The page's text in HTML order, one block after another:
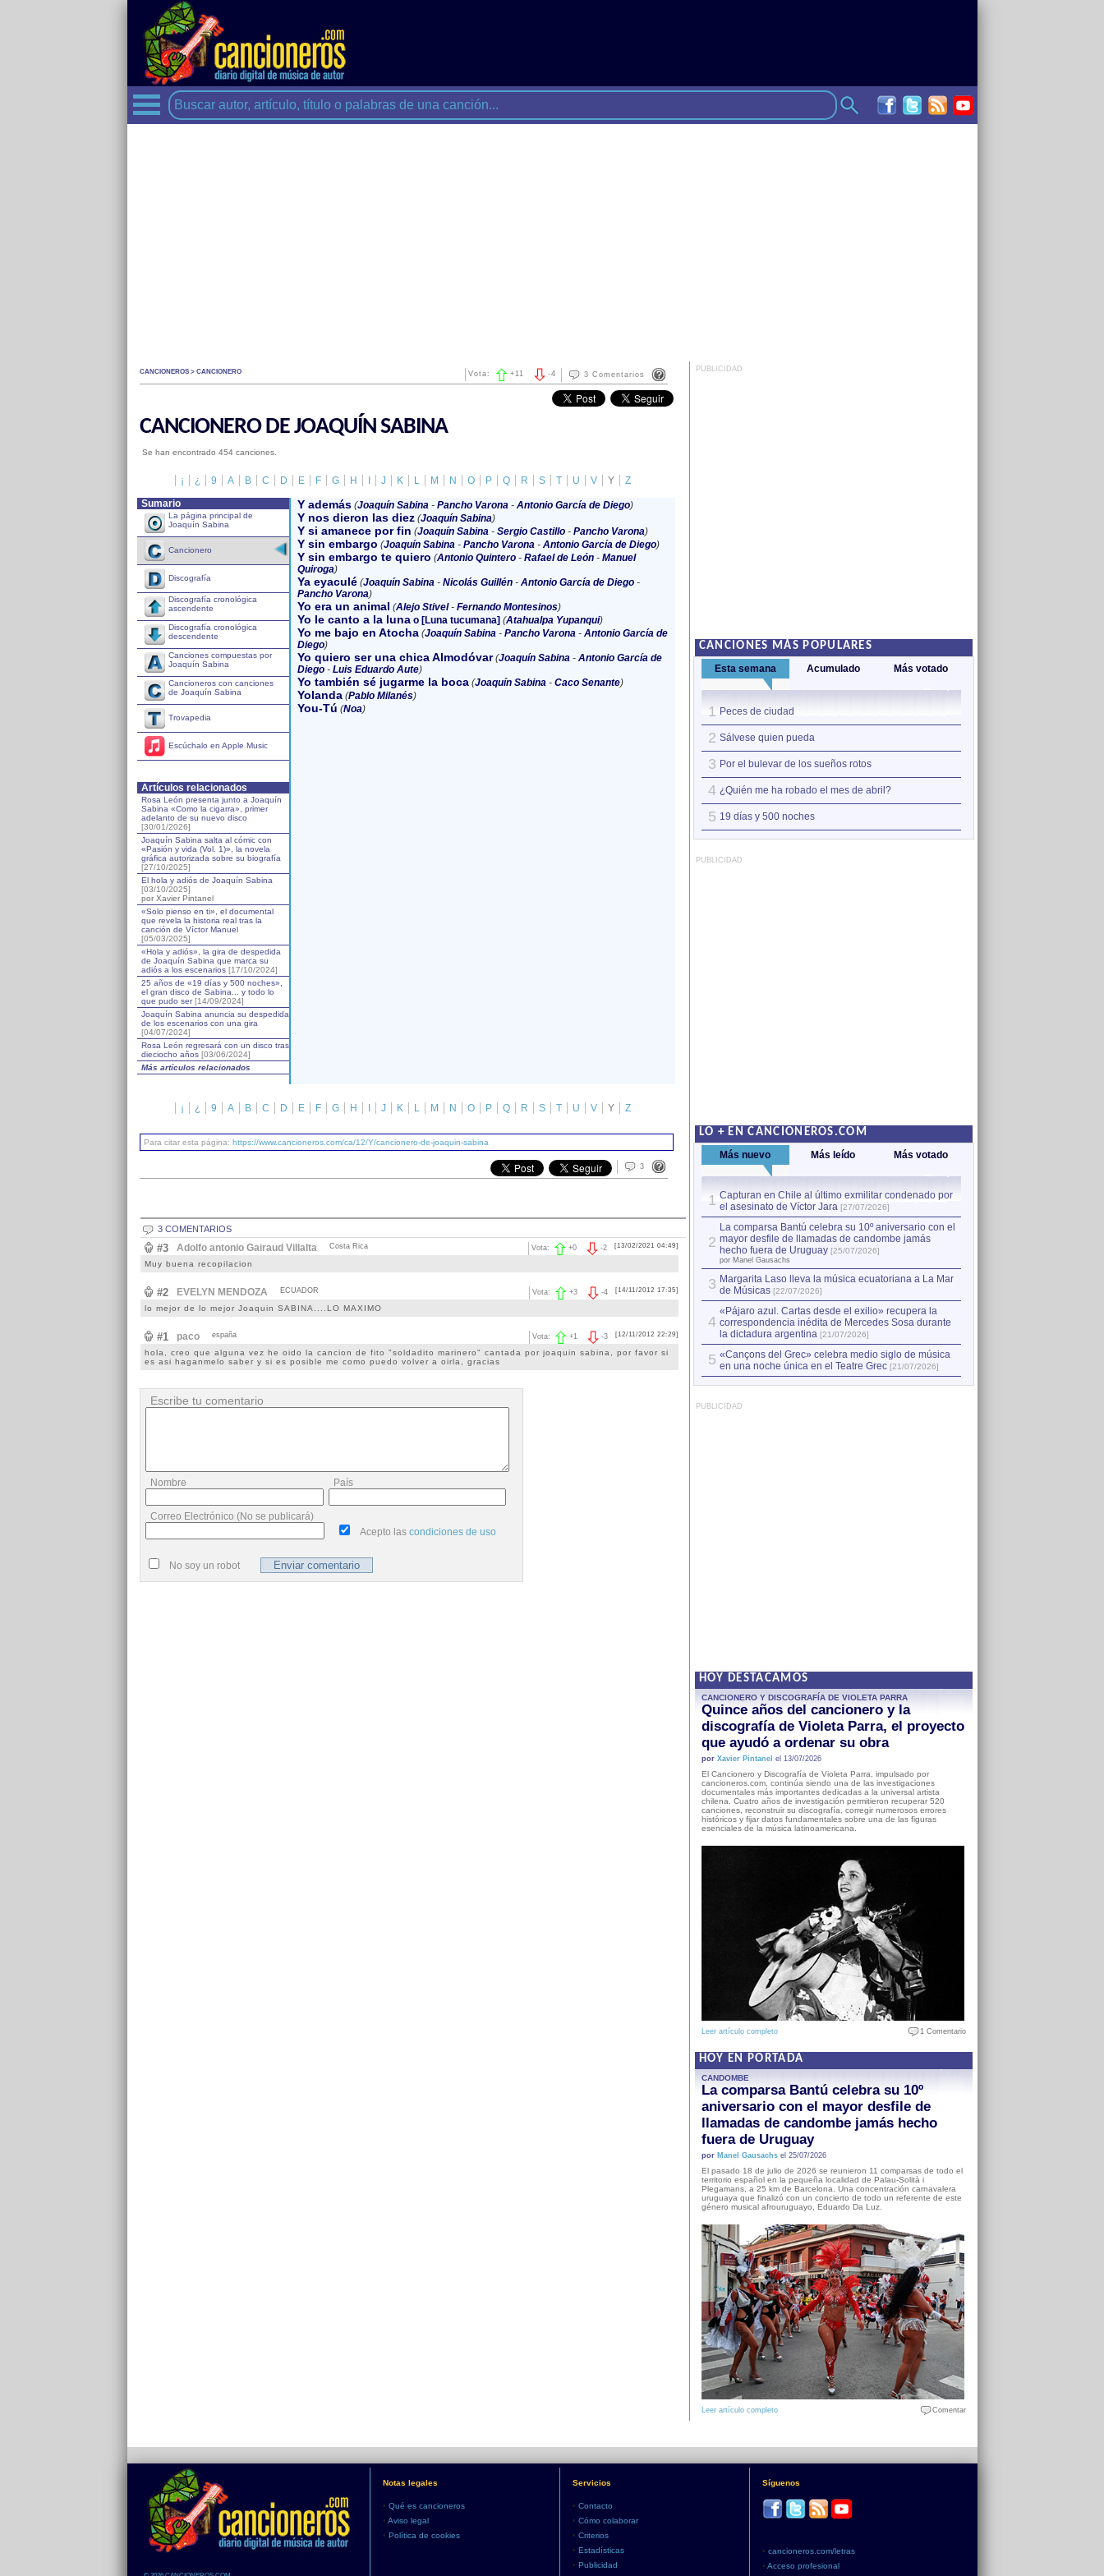
CANCIONEROS > CANCIONERO 3 Comentarios
-4
Vota: +11
CANCIONERO DE JOAQUÍN SABINA
Se han encontrado 454 canciones.
¡ ¿ 9 A B C D E F G H J K L M N O P Q R S T U V Y
Z
Sumario
La página principal de
Joaquín Sabina
Cancionero
Discografía
Discografía cronológica
ascendente
Discografía cronológica
descendente
Canciones compuestas por
Joaquín Sabina
Cancioneros con canciones
de Joaquín Sabina
Trovapedia
Escúchalo en Apple Music
Artículos relacionados
Rosa León presenta junto a Joaquín
Sabina «Como la cigarra», primer
adelanto de su nuevo disco
[30/01/2026]
Joaquín Sabina salta al cómic con
«Pasión y vida (Vol. 1)», la novela
gráfica autorizada sobre su biografía
[27/10/2025]
El hola y adiós de Joaquín Sabina
[03/10/2025]
por Xavier Pintanel
«Solo pienso en ti», el documental
que revela la historia real tras la
canción de Víctor Manuel
[05/03/2025]
«Hola y adiós», la gira de despedida
de Joaquín Sabina que marca su
adiós a los escenarios [17/10/2024]
25 años de «19 días y 500 noches»,
el gran disco de Sabina... y todo lo
que pudo ser[14/09/2024]
Joaquín Sabina anuncia su despedida
de los escenarios con una gira
[04/07/2024]
Rosa León regresará con un disco tras
dieciocho años [03/06/2024]
Más artículos relacionados
Y además (Joaquín Sabina- Pancho Varona- Antonio García de Diego)
Y nos dieron las diez (Joaquín Sabina)
Y si amanece por fin (Joaquín Sabina- Sergio Castillo- Pancho Varona)
Y sin embargo (Joaquín Sabina- Pancho Varona- Antonio García de Diego)
Y sin embargo te quiero (Antonio Quintero- Rafael de León- Manuel
Quiroga)
Ya eyaculé (Joaquín Sabina- Nicolás Guillén- Antonio García de Diego-
Pancho Varona)
Yo era un animal (Alejo Stivel- Fernando Montesinos)
Yo le canto a la lunao [Luna tucumana] (Atahualpa Yupanqui)
Yo me bajo en Atocha (Joaquín Sabina- Pancho Varona- Antonio García de
Diego)
Yo quiero ser una chica Almodóvar (Joaquín Sabina- Antonio García de
Diego- Luis Eduardo Aute)
Yo también sé jugarme la boca (Joaquín Sabina- Caco Senante)
Yolanda (Pablo Milanés)
You-Tú (Noa)
¡ ¿ 9 A B C D E F G H J K L M N O P Q R S T U V Y Z
Para citar esta página: https://www.cancioneros.com/ca/12/Y/cancionero-de-joaquin-sabina
3
3 COMENTARIOS
#3 Adolfo antonio Gairaud Villalta Costa Rica [13/02/2021 04:49]
-2
Vota: +0
Muy buena recopilacion
#2 EVELYN MENDOZA ECUADOR [14/11/2012 17:35]
-4
Vota: +3
lo mejor de lo mejor Joaquin SABINA....LO MAXIMO
#1 paco españa [12/11/2012 22:29]
-3
Vota: +1
hola, creo que alguna vez he oido la cancion de fito "soldadito marinero" cantada por joaquin sabina, por favor si
es asi haganmelo saber y si es posible me como puedo volver a oirla, gracias
Escribe tu comentario
Nombre País
Correo Electrónico (No se publicará)
Acepto las condiciones de uso
No soy un robot
PUBLICIDAD
CANCIONES MÁS POPULARES
Esta semana Acumulado Más votado
1 Peces de ciudad
2 Sálvese quien pueda
3 Por el bulevar de los sueños rotos
4 ¿Quién me ha robado el mes de abril?
5 19 días y 500 noches
PUBLICIDAD
LO + EN CANCIONEROS.COM
Más nuevo Más leído Más votado
1 Capturan en Chile al último exmilitar condenado por
el asesinato de Víctor Jara [27/07/2026]
2
La comparsa Bantú celebra su 10º aniversario con el
mayor desfile de llamadas de candombe jamás
hecho fuera de Uruguay [25/07/2026]
por Manel Gausachs
3 Margarita Laso lleva la música ecuatoriana a La Mar
de Músicas [22/07/2026]
4
«Pájaro azul. Cartas desde el exilio» recupera la
correspondencia inédita de Mercedes Sosa durante
la dictadura argentina [21/07/2026]
5 «Cançons del Grec» celebra medio siglo de música
en una noche única en el Teatre Grec [21/07/2026]
PUBLICIDAD
HOY DESTACAMOS
CANCIONERO Y DISCOGRAFÍA DE VIOLETA PARRA
Quince años del cancionero y la
discografía de Violeta Parra, el proyecto
que ayudó a ordenar su obra
por Xavier Pintanel el 13/07/2026
El Cancionero y Discografía de Violeta Parra, impulsado por
cancioneros.com, continúa siendo una de las investigaciones
documentales más importantes dedicadas a la universal artista
chilena. Cuatro años de investigación permitieron recuperar 520
canciones, reconstruir su discografía, corregir numerosos errores
históricos y fijar datos fundamentales sobre una de las figuras
esenciales de la música latinoamericana.
Leer artículo completo 1 Comentario
HOY EN PORTADA
CANDOMBE
La comparsa Bantú celebra su 10º
aniversario con el mayor desfile de
llamadas de candombe jamás hecho
fuera de Uruguay
por Manel Gausachsel 25/07/2026
El pasado 18 de julio de 2026 se reunieron 11 comparsas de todo el
territorio español en la pequeña localidad de Palau-Solità i
Plegamans, a 25 km de Barcelona. Una concentración carnavalera
uruguaya que finalizó con un concierto de todo un referente de este
género musical afrouruguayo, Eduardo Da Luz.
Leer artículo completo Comentar
Notas legales
• Qué es cancioneros
• Aviso legal
• Política de cookies
Servicios
• Contacto
• Cómo colaborar
• Criterios
• Estadísticas
• Publicidad
Síguenos
• cancioneros.com/letras
• Acceso profesional